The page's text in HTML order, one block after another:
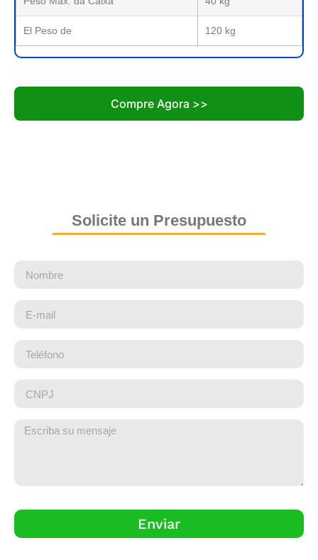
El Peso de 120 kg
Compre Agora >>
Solicite un Presupuesto
Enviar